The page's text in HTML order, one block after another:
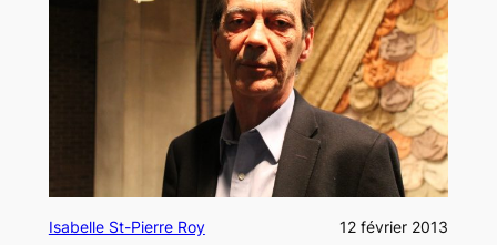
Isabelle St-Pierre Roy 12 février 2013